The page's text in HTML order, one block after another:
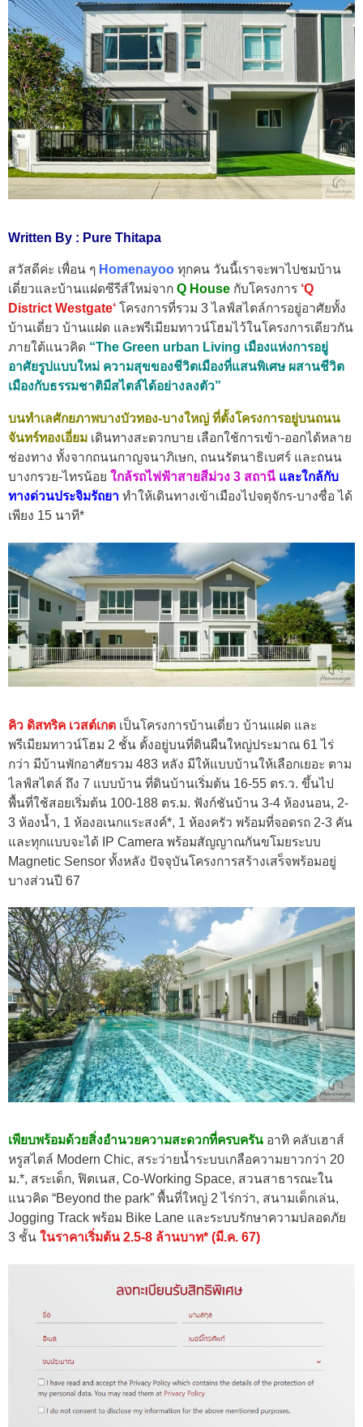
Written By : Pure Thitapa
สวัสดีค่ะ เพื่อน ๆ Homenayoo ทุกคน วันนี้เราจะพาไปชมบ้าน
เดี่ยวและบ้านแฝดซีรีส์ใหม่จาก Q House กับโครงการ ‘Q
District Westgate‘ โครงการที่รวม 3 ไลฟ์สไตล์การอยู่อาศัยทั้ง
บ้านเดี่ยว บ้านแฝด และพรีเมียมทาวน์โฮมไว้ในโครงการเดียวกัน
ภายใต้แนวคิด “The Green urban Living เมืองแห่งการอยู่
อาศัยรูปแบบใหม่ ความสุขของชีวิตเมืองที่แสนพิเศษ ผสานชีวิต
เมืองกับธรรมชาติมีสไตล์ได้อย่างลงตัว”
บนทำเลศักยภาพบางบัวทอง-บางใหญ่ ที่ตั้งโครงการอยู่บนถนน
จันทร์ทองเอี่ยม เดินทางสะดวกบาย เลือกใช้การเข้า-ออกได้หลาย
ช่องทาง ทั้งจากถนนกาญจนาภิเษก, ถนนรัตนาธิเบศร์ และถนน
บางกรวย-ไทรน้อย ใกล้รถไฟฟ้าสายสีม่วง 3 สถานี และใกล้กับ
ทางด่วนประจิมรัถยา ทำให้เดินทางเข้าเมืองไปจตุจักร-บางซื่อ ได้
เพียง 15 นาที*
คิว ดิสทริค เวสต์เกต เป็นโครงการบ้านเดี่ยว บ้านแฝด และ
พรีเมียมทาวน์โฮม 2 ชั้น ตั้งอยู่บนที่ดินผืนใหญ่ประมาณ 61 ไร่
กว่า มีบ้านพักอาศัยรวม 483 หลัง มีให้แบบบ้านให้เลือกเยอะ ตาม
ไลฟ์สไตล์ ถึง 7 แบบบ้าน ที่ดินบ้านเริ่มต้น 16-55 ตร.ว. ขึ้นไป
พื้นที่ใช้สอยเริ่มต้น 100-188 ตร.ม. ฟังก์ชันบ้าน 3-4 ห้องนอน, 2-
3 ห้องน้ำ, 1 ห้องอเนกแระสงค์*, 1 ห้องครัว พร้อมที่จอดรถ 2-3 คัน
และทุกแบบจะได้ IP Camera พร้อมสัญญาณกันขโมยระบบ
Magnetic Sensor ทั้งหลัง ปัจจุบันโครงการสร้างเสร็จพร้อมอยู่
บางส่วนปี 67
เพียบพร้อมด้วยสิ่งอำนวยความสะดวกที่ครบครัน อาทิ คลับเฮาส์
หรูสไตล์ Modern Chic, สระว่ายน้ำระบบเกลือความยาวกว่า 20
ม.*, สระเด็ก, ฟิตเนส, Co-Working Space, สวนสาธารณะใน
แนวคิด “Beyond the park” พื้นที่ใหญ่ 2 ไร่กว่า, สนามเด็กเล่น,
Jogging Track พร้อม Bike Lane และระบบรักษาความปลอดภัย
3 ชั้น ในราคาเริ่มต้น 2.5-8 ล้านบาท* (มี.ค. 67)